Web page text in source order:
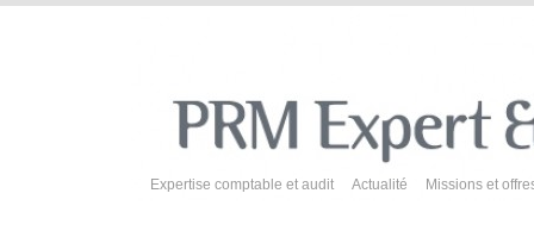
Expertise comptable et audit Actualité Missions et